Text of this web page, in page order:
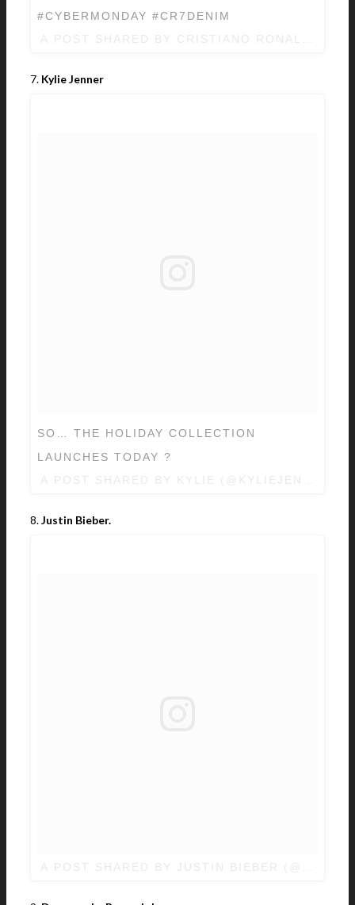
#CYBERMONDAY #CR7DENIM
7. Kylie Jenner
SO… THE HOLIDAY COLLECTION
LAUNCHES TODAY ?
8.Justin Bieber.